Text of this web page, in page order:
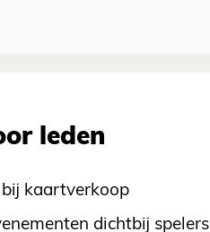
leden
kaartverkoop
dichtbij spelers